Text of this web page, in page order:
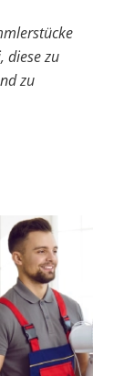
diese zu
zu